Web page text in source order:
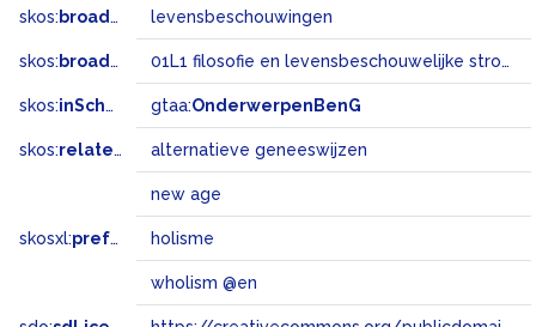
skos: broader levensbeschouwingen
skos: broadMatch 01L1 filosofie en levensbeschouwelijke stromingen
skos:inScheme gtaa:OnderwerpenBenG
skos:related alternatieve geneeswijzen
new age
skosxl:prefLabel holisme
wholism @en